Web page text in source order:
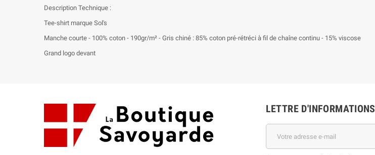
Description Technique :
Tee-shirt marque Sol's
Manche courte - 100% coton - 190gr/m² - Gris chiné : 85% coton pré-rétréci à fil de chaîne continu - 15% viscose
Grand logo devant
LETTRE D'INFORMATIONS